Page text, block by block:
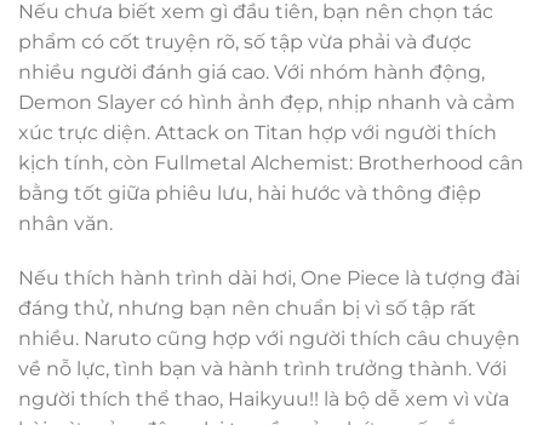
Nếu chưa biết xem gì đầu tiên, bạn nên chọn tác
phẩm có cốt truyện rõ, số tập vừa phải và được
nhiều người đánh giá cao. Với nhóm hành động,
Demon Slayer có hình ảnh đẹp, nhịp nhanh và cảm
xúc trực diện. Attack on Titan hợp với người thích
kịch tính, còn Fullmetal Alchemist: Brotherhood cân
bằng tốt giữa phiêu lưu, hài hước và thông điệp
nhân văn.
Nếu thích hành trình dài hơi, One Piece là tượng đài
đáng thử, nhưng bạn nên chuẩn bị vì số tập rất
nhiều. Naruto cũng hợp với người thích câu chuyện
về nỗ lực, tình bạn và hành trình trưởng thành. Với
người thích thể thao, Haikyuu!! là bộ dễ xem vì vừa